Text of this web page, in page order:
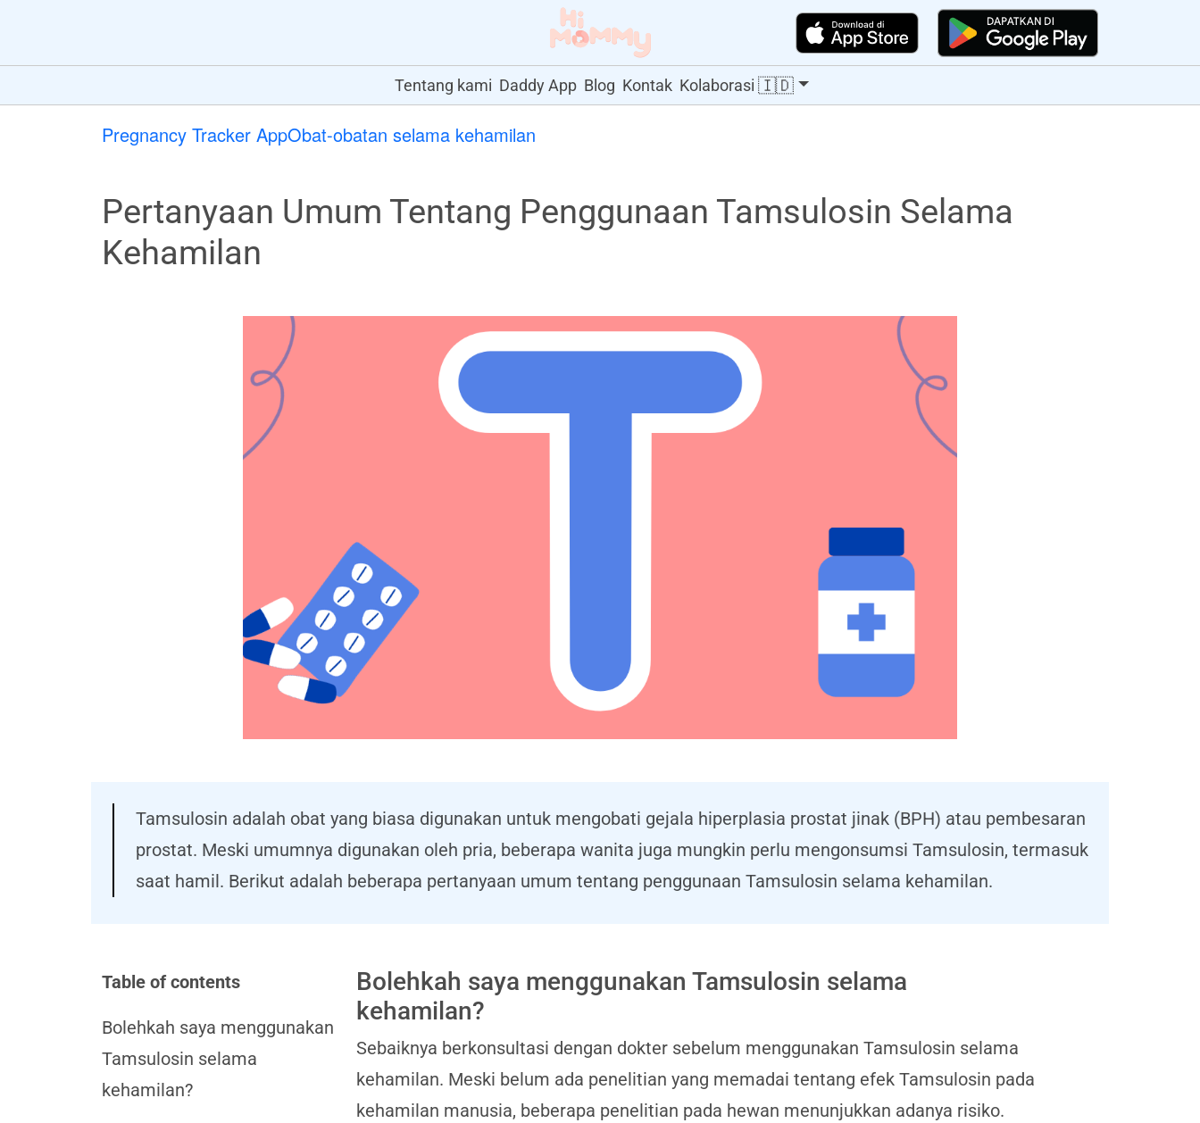
Tentang kami Daddy App Blog Kontak Kolaborasi 🇮🇩
Pregnancy Tracker AppObat-obatan selama kehamilan
Pertanyaan Umum Tentang Penggunaan Tamsulosin Selama
Kehamilan
Tamsulosin adalah obat yang biasa digunakan untuk mengobati gejala hiperplasia prostat jinak (BPH) atau pembesaran
prostat. Meski umumnya digunakan oleh pria, beberapa wanita juga mungkin perlu mengonsumsi Tamsulosin, termasuk
saat hamil. Berikut adalah beberapa pertanyaan umum tentang penggunaan Tamsulosin selama kehamilan.
Table of contents
Bolehkah saya menggunakan
Tamsulosin selama
kehamilan?
Bolehkah saya menggunakan Tamsulosin selama
kehamilan?
Sebaiknya berkonsultasi dengan dokter sebelum menggunakan Tamsulosin selama
kehamilan. Meski belum ada penelitian yang memadai tentang efek Tamsulosin pada
kehamilan manusia, beberapa penelitian pada hewan menunjukkan adanya risiko.